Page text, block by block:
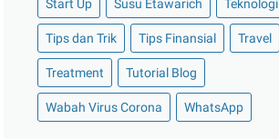
►November 2020(14)
►Oktober 2020 (11)
►September 2020(8)
►Agustus 2020
(13)
Start Up Susu Etawarich Teknologi
Tips dan Trik Tips Finansial Travel
Treatment Tutorial Blog
Wabah Virus Corona WhatsApp